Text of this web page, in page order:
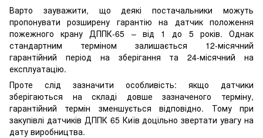
Варто зауважити, що деякі постачальники можуть
пропонувати розширену гарантію на датчик положення
пожежного крану ДППК-65 – від 1 до 5 років. Однак
стандартним терміном залишається 12-місячний
гарантійний період на зберігання та 24-місячний на
експлуатацію.
Проте слід зазначити особливість: якщо датчики
зберігаються на складі довше зазначеного терміну,
гарантійний термін зменшується відповідно. Тому при
закупівлі датчиків ДППК 65 Київ доцільно звертати увагу на
дату виробництва.